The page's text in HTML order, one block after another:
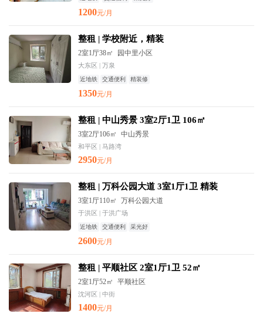
1200元/月
整租 | 学校附近，精装
2室1厅38㎡ 园中里小区
大东区 | 万泉
近地铁 交通便利 精装修
1350元/月
整租 | 中山秀景 3室2厅1卫 106㎡
3室2厅106㎡ 中山秀景
和平区 | 马路湾
2950元/月
整租 | 万科公园大道 3室1厅1卫 精装
3室1厅110㎡ 万科公园大道
于洪区 | 于洪广场
近地铁 交通便利 采光好
2600元/月
整租 | 平顺社区 2室1厅1卫 52㎡
2室1厅52㎡ 平顺社区
沈河区 | 中街
1400元/月